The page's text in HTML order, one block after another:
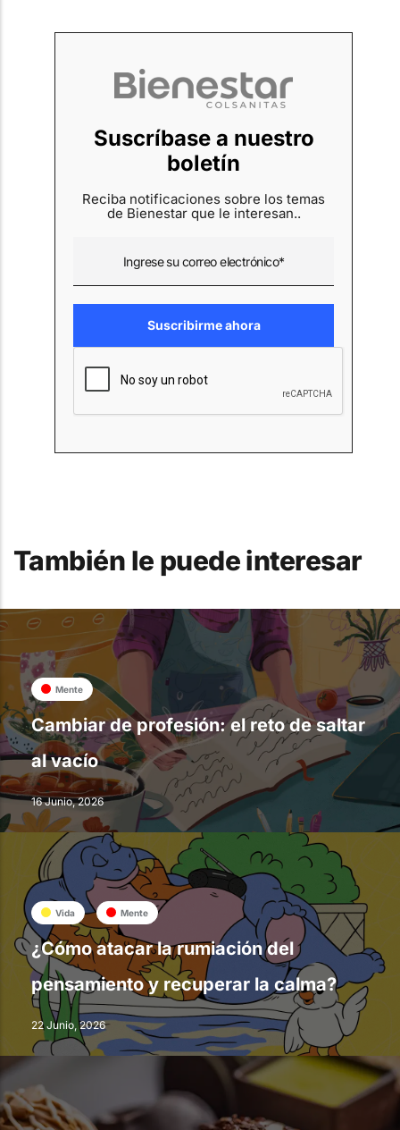
Suscríbase a nuestro
boletín
Reciba notificaciones sobre los temas
de Bienestar que le interesan..
También le puede interesar
Mente
Cambiar de profesión: el reto de saltar
al vacío
16 Junio, 2026
Vida Mente
¿Cómo atacar la rumiación del
pensamiento y recuperar la calma?
22 Junio, 2026